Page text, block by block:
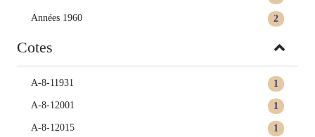
2
Années 1960
Cotes
1
A-8-11931
1
A-8-12001
1
A-8-12015